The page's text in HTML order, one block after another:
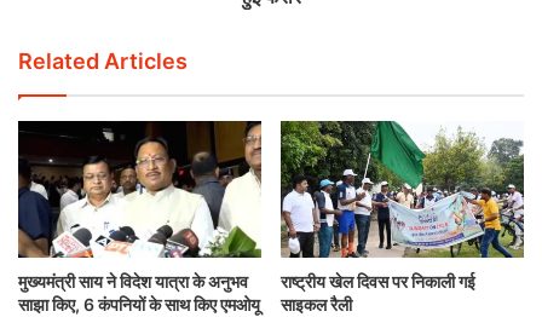
Related Articles
मुख्यमंत्री साय ने विदेश यात्रा के अनुभव
साझा किए, 6 कंपनियों के साथ किए एमओयू
राष्ट्रीय खेल दिवस पर निकाली गई
साइकल रैली